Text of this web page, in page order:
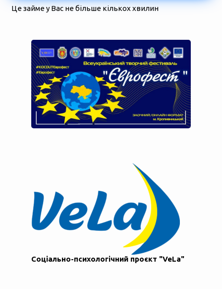
Це займе у Вас не більше кількох хвилин
Соціально-психологічний проєкт "VeLa"